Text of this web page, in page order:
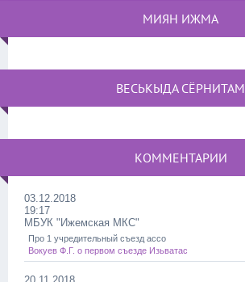
МИЯН ИЖМА
ВЕСЬКЫДА СЁРНИТАМ
КОММЕНТАРИИ
03.12.2018
19:17
МБУК "Ижемская МКС"
Про 1 учредительный съезд ассо
Вокуев Ф.Г. о первом съезде Изьватас